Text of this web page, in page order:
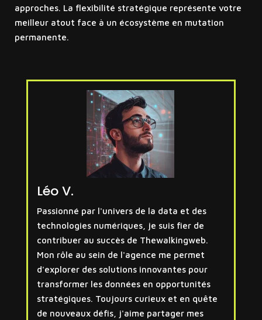
approches. La flexibilité stratégique représente votre
meilleur atout face à un écosystème en mutation
permanente.
Léo V.
Passionné par l'univers de la data et des
technologies numériques, je suis fier de
contribuer au succès de Thewalkingweb.
Mon rôle au sein de l'agence me permet
d'explorer des solutions innovantes pour
transformer les données en opportunités
stratégiques. Toujours curieux et en quête
de nouveaux défis, j'aime partager mes